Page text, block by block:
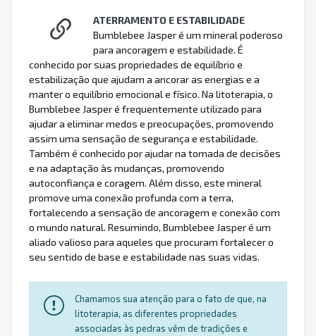
ATERRAMENTO E ESTABILIDADE
Bumblebee Jasper é um mineral poderoso
para ancoragem e estabilidade. É
conhecido por suas propriedades de equilíbrio e
estabilização que ajudam a ancorar as energias e a
manter o equilíbrio emocional e físico. Na litoterapia, o
Bumblebee Jasper é frequentemente utilizado para
ajudar a eliminar medos e preocupações, promovendo
assim uma sensação de segurança e estabilidade.
Também é conhecido por ajudar na tomada de decisões
e na adaptação às mudanças, promovendo
autoconfiança e coragem. Além disso, este mineral
promove uma conexão profunda com a terra,
fortalecendo a sensação de ancoragem e conexão com
o mundo natural. Resumindo, Bumblebee Jasper é um
aliado valioso para aqueles que procuram fortalecer o
seu sentido de base e estabilidade nas suas vidas.
Chamamos sua atenção para o fato de que, na
litoterapia, as diferentes propriedades
associadas às pedras vêm de tradições e